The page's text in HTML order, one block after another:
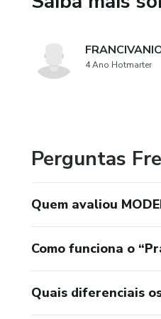
4 Ano Hotmarter
Perguntas
Quem avaliou
Como funciona o
Quais diferenciais